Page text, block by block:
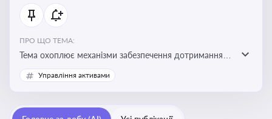
ПРО ЩО ТЕМА:
Тема охоплює механізми забезпечення дотримання
законодавства юридичними особами, запобігання
ризикам та підвищення прозорості діяльності
Управління активами